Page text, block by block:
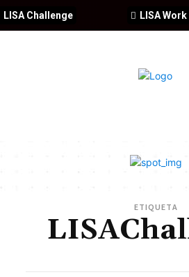
LISA Work
LISA Challenge
ETIQUETA